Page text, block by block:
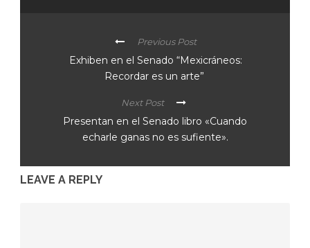
Previous Post
Exhiben en el Senado “Mexicráneos:
Recordar es un arte”
Next Post
Presentan en el Senado libro «Cuando
echarle ganas no es sufiente».
LEAVE A REPLY